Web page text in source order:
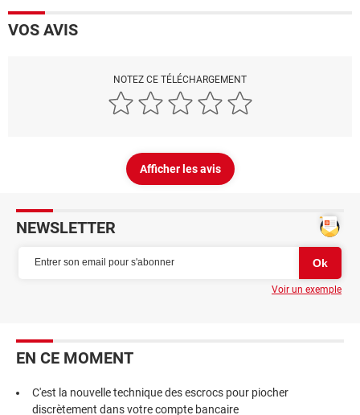
VOS AVIS
NOTEZ CE TÉLÉCHARGEMENT
Afficher les avis
NEWSLETTER
Voir un exemple
EN CE MOMENT
C'est la nouvelle technique des escrocs pour piocher
discrètement dans votre compte bancaire